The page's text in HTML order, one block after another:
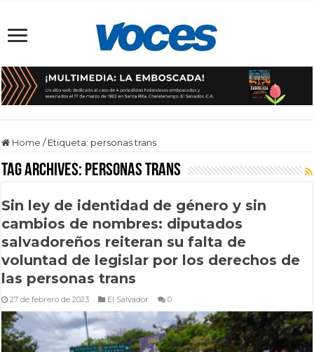
Home / Etiqueta: personas trans
Tag Archives: personas trans
Sin ley de identidad de género y sin
cambios de nombres: diputados
salvadoreños reiteran su falta de
voluntad de legislar por los derechos de
las personas trans
27 de febrero de 2023 El Salvador 0